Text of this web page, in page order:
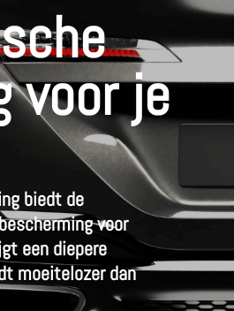
voor je
biedt de
voor
een diepere
moeitelozer dan